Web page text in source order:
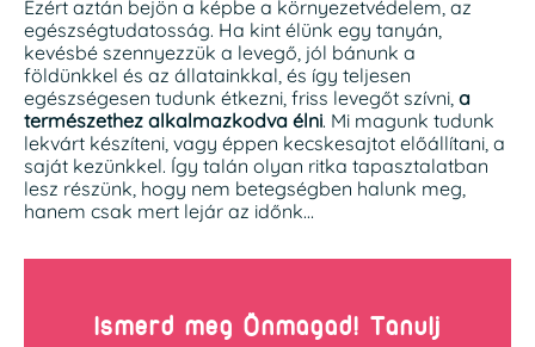
Ezért aztán bejön a képbe a környezetvédelem, az
egészségtudatosság. Ha kint élünk egy tanyán,
kevésbé szennyezzük a levegő, jól bánunk a
földünkkel és az állatainkkal, és így teljesen
egészségesen tudunk étkezni, friss levegőt szívni, a
természethez alkalmazkodva élni. Mi magunk tudunk
lekvárt készíteni, vagy éppen kecskesajtot előállítani, a
saját kezünkkel. Így talán olyan ritka tapasztalatban
lesz részünk, hogy nem betegségben halunk meg,
hanem csak mert lejár az időnk…
Ismerd meg Önmagad! Tanulj